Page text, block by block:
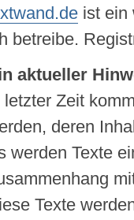
ist ein
betreibe.
aktueller
letzter Zeit
deren
werden Texte
Texte